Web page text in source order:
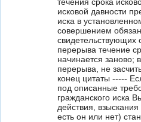
исковой давности
иска в
совершением
свидетельствующих
перерыва течение
начинается заново;
перерыва, не
конец цитаты -----
под описанные
гражданского иска
действия,
есть он или нет)